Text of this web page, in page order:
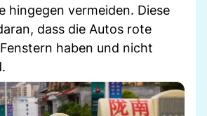
hingegen vermeiden. Diese
dass die Autos rote
haben und nicht